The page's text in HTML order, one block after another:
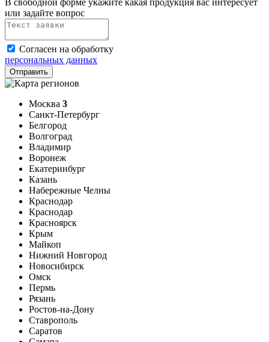
В свободной форме укажите какая продукция вас интересует
или задайте вопрос
Согласен на обработку
персональных данных
Москва 3
Санкт-Петербург
Белгород
Волгоград
Владимир
Воронеж
Екатеринбург
Казань
Набережные Челны
Краснодар
Краснодар
Красноярск
Крым
Майкоп
Нижний Новгород
Новосибирск
Омск
Пермь
Рязань
Ростов-на-Дону
Ставрополь
Саратов